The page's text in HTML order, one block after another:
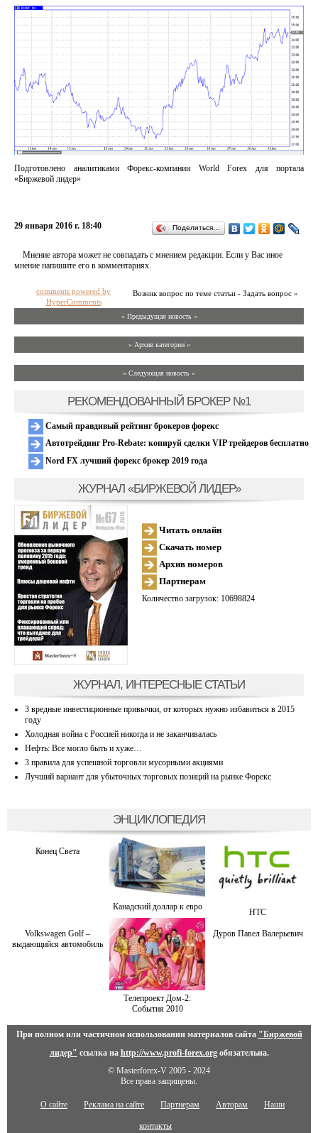
Подготовлено аналитиками Форекс-компании World Forex для портала
«Биржевой лидер»
29 января 2016 г. 18:40 Поделиться…
Мнение автора может не совпадать с мнением редакции. Если у Вас иное
мнение напишите его в комментариях.
Возник вопрос по теме статьи - Задать вопрос »
comments powered by
HyperComments
« Предыдущая новость «
» Архив категории «
» Следующая новость »
РЕКОМЕНДОВАННЫЙ БРОКЕР №1
Самый правдивый рейтинг брокеров форекс
Автотрейдинг Pro-Rebate: копируй сделки VIP трейдеров бесплатно
Nord FX лучший форекс брокер 2019 года
ЖУРНАЛ «БИРЖЕВОЙ ЛИДЕР»
Читать онлайн
Скачать номер
Архив номеров
Партнерам
Количество загрузок: 10698824
ЖУРНАЛ, ИНТЕРЕСНЫЕ СТАТЬИ
3 вредные инвестиционные привычки, от которых нужно избавиться в 2015
году
Холодная война с Россией никогда и не заканчивалась
Нефть: Все могло быть и хуже…
3 правила для успешной торговли мусорными акциями
Лучший вариант для убыточных торговых позиций на рынке Форекс
ЭНЦИКЛОПЕДИЯ
Конец Света
Канадский доллар к евро
HTC
Volkswagen Golf –
выдающийся автомобиль
Телепроект Дом-2:
События 2010
Дуров Павел Валерьевич
При полном или частичном использовании материалов сайта "Биржевой
лидер" ссылка на http://www.profi-forex.orgобязательна.
© Masterforex-V 2005 - 2024
Все права защищены.
О сайте Реклама на сайте Партнерам Авторам Наши
контакты